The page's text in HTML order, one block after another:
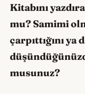
Kitabını
mu? Samimi
çarpıttığını
musunuz?